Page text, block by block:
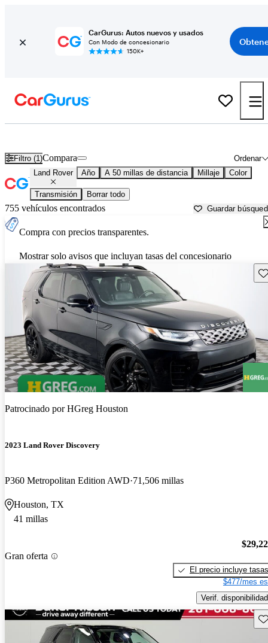
CarGurus: Autos nuevos y usados
Con Modo de concesionario
150K+
Filtro (1) Ordenar
Compara
Land Rover Año A 50 millas de distancia Millaje Color
Transmisión Borrar todo
755 vehículos encontrados Guardar
Compra con precios transparentes.
Mostrar solo avisos que incluyan tasas del concesionario
Patrocinado porHGreg Houston
2023 Land Rover Discovery
P360 Metropolitan Edition AWD 71,506 millas
Houston, TX
41 millas
Gran oferta
El precio incluye tasas
$477/mes
Verif. disponibilidad